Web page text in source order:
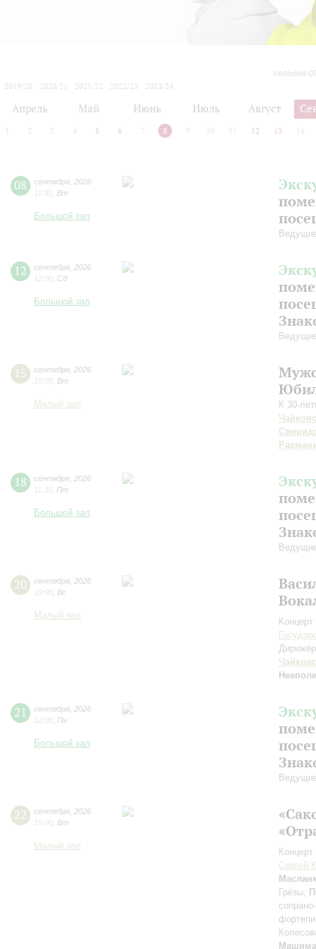
сегодня
2019/20
2020/21 2021/22 2022/23
2023/24
Апрель Май Июнь Июль Август
2 3 4 5 6 7 8 9 10 12 13 14
08 сентября 2026
11:30 Вт
Большой зал
12 сентября 2026
12:00 Сб
Большой зал
15 сентября 2026
19:00 Вт
Малый зал
К 30-
18 сентября 2026
11:30 Пт
Большой зал
20 сентября 2026
19:00 Вс
Малый зал
21 сентября 2026
12:00 Пн
Большой зал
22 сентября 2026
19:00 Вт
Малый зал
Сергей
Грёзы;
Машима